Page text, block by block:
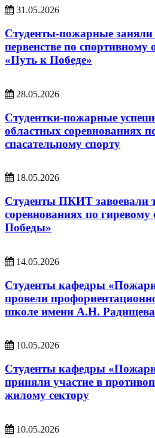
31.05.2026
Студенты-пожарные заняли
первенстве по
«Путь к Победе»
28.05.2026
Студентки-пожарные
областных соревнованиях
спасательному спорту
18.05.2026
Студенты ПКИТ завоевали
соревнованиях по
Победы»
14.05.2026
Студенты кафедры
провели
школе имени А.Н. Радищева
10.05.2026
Студенты кафедры
приняли участие в
жилому сектору
10.05.2026